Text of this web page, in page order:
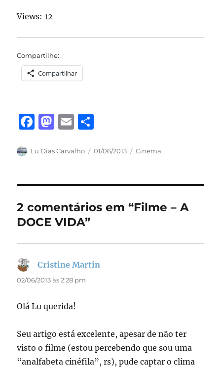
Views: 12
Compartilhe:
Compartilhar
F
c
b
o
o
k
M
st
d
o
n
E
ai a
Autor
Lu Dias Carvalho
Publicado
01/06/2013 Categorias
Cinema
2 comentários em “Filme – A
DOCE VIDA”
Cristine Martin
02/06/2013 às 2:28 pm
Olá Lu querida!
Seu artigo está excelente, apesar de não ter
visto o filme (estou percebendo que sou uma
“analfabeta cinéfila”, rs), pude captar o clima